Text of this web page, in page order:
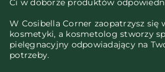
Ci w doborze produktów
W Cosibella Corner zaopatrzysz się
kosmetyki, a kosmetolog stworzy
pielęgnacyjny odpowiadający na
potrzeby.